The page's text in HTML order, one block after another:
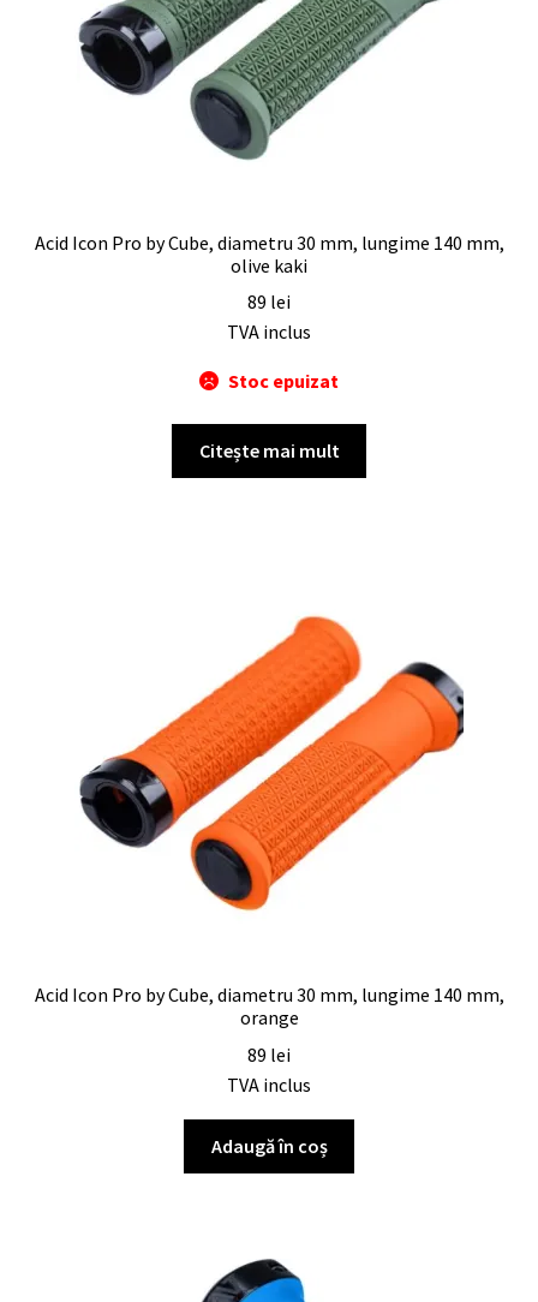
Acid Icon Pro by Cube, diametru 30 mm, lungime 140 mm,
olive kaki
89 lei
TVA inclus
Stoc epuizat
Citește mai mult
Acid Icon Pro by Cube, diametru 30 mm, lungime 140 mm,
orange
89 lei
TVA inclus
Adaugă în coș